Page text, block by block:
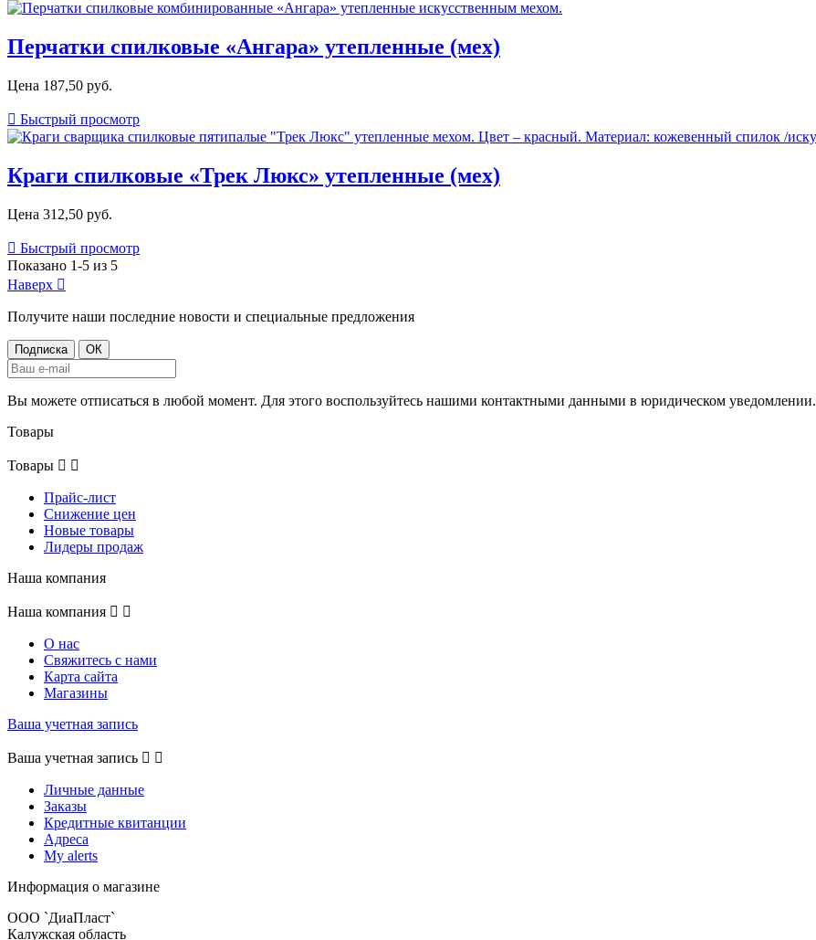
Перчатки спилковые «Ангара» утепленные (мех)
Цена 187,50 руб.
 Быстрый просмотр
Краги спилковые «Трек Люкс» утепленные (мех)
Цена 312,50 руб.
 Быстрый просмотр
Показано 1-5 из 5
Наверх 
Получите наши последние новости и специальные предложения
Вы можете отписаться в любой момент. Для этого воспользуйтесь нашими контактными данными в юридическом уведомлении.
Товары
Товары  
Прайс-лист
Снижение цен
Новые товары
Лидеры продаж
Наша компания
Наша компания  
О нас
Свяжитесь с нами
Карта сайта
Магазины
Ваша учетная запись
Ваша учетная запись  
Личные данные
Заказы
Кредитные квитанции
Адреса
My alerts
Информация о магазине
ООО `ДиаПласт`
Калужская область